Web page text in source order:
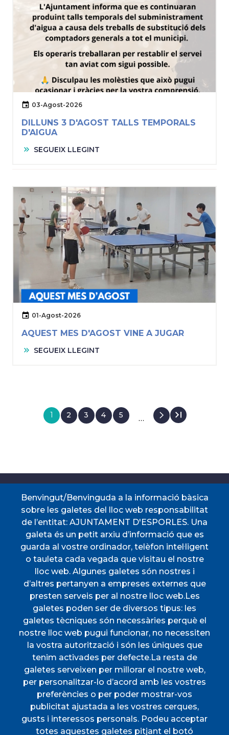
03-Agost-2026
DILLUNS 3 D'AGOST TALLS TEMPORALS
D'AIGUA
SEGUEIX LLEGINT
01-Agost-2026
AQUEST MES D'AGOST VINE A JUGAR
SEGUEIX LLEGINT
PAGINACIÓ
Pàgina
actual
1 Pàgina
2 Pàgina
3 Pàgina
4 Pàgina
5 …
Accessos directes
CERTIFICAT DE VIATGE PERFIL DEL
CONTRACTANT
PORTAL DE
TRANSPARÈNCIA
SEU ELECTRÒNICA
TAULER D'ANUNCIS
TRANSPORT
Menú
INICI
AJUNTAMENT
DESCOBREIX ESPORLES
VIURE A ESPORLES
TOTES LES NOTÍCIES
Benvingut/Benvinguda a la informació bàsica
sobre les galetes del lloc web responsabilitat
de l’entitat: AJUNTAMENT D'ESPORLES. Una
galeta és un petit arxiu d’informació que es
guarda al vostre ordinador, telèfon intel·ligent
o tauleta cada vegada que visitau el nostre
lloc web. Algunes galetes són nostres i
d’altres pertanyen a empreses externes que
presten serveis per al nostre lloc web.Les
galetes poden ser de diversos tipus: les
galetes tècniques són necessàries perquè el
nostre lloc web pugui funcionar, no necessiten
la vostra autorització i són les úniques que
tenim activades per defecte.La resta de
galetes serveixen per millorar el nostre web,
per personalitzar-lo d’acord amb les vostres
preferències o per poder mostrar-vos
publicitat ajustada a les vostres cerques,
gusts i interessos personals. Podeu acceptar
totes aquestes galetes pitjant el botó